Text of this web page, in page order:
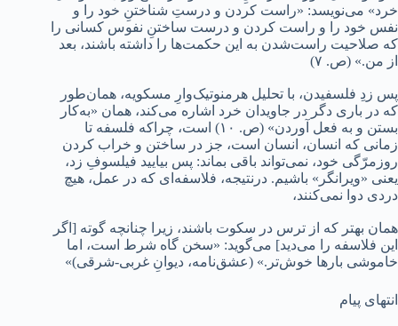
خرد» می‌نویسد: «راست کردن و درستِ شناختنِ خود را و
نفس خود را و راست کردن و درست ساختنِ نفوس کسانی را
که صلاحیت راست‌شدن به این حکمت‌ها را داشته باشند، بعد
از من.» (ص. ۷)
پس زدِ فلسفیدن، با تحلیل هرمنوتیک‌وارِ مسکویه، همان‌طور
که در باری دگر در جاویدان خرد اشاره می‌کند، همان «به‌کار
بستن و به فعل آوردن» (ص. ۱۰) است، چراکه فلسفه تا
زمانی که انسان، انسان است، جز در ساختن و خراب کردن
روزمرّگی خود، نمی‌تواند باقی بماند: پس بیایید فیلسوفِ زد،
یعنی «ویرانگر» باشیم. درنتیجه، فلاسفه‌ای که در عمل، هیچ
دردی دوا نمی‌کنند،
همان بهتر که از ترس در سکوت باشند، زیرا چنانچه گوته [اگر
این فلاسفه را می‌دید] می‌گوید: «سخن گاه شرط است، اما
خاموشی بارها خوش‌تر.» (عشق‌نامه، دیوانِ غربی-شرقی)»
انتهای پیام